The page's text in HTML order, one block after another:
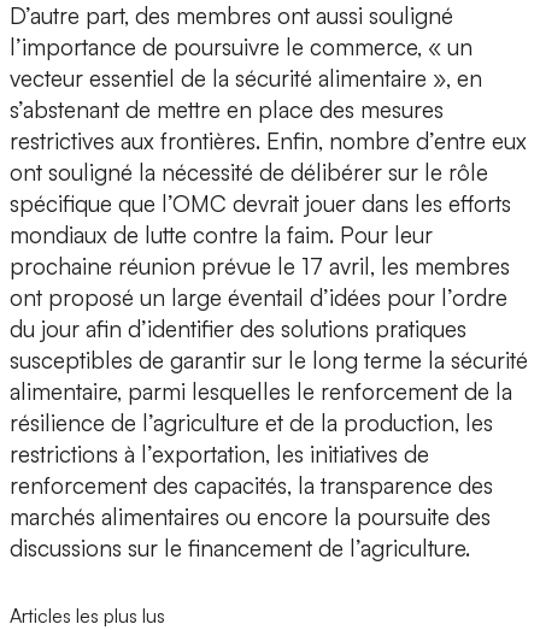
D’autre part, des membres ont aussi souligné
l’importance de poursuivre le commerce, « un
vecteur essentiel de la sécurité alimentaire », en
s’abstenant de mettre en place des mesures
restrictives aux frontières. Enfin, nombre d’entre eux
ont souligné la nécessité de délibérer sur le rôle
spécifique que l’OMC devrait jouer dans les efforts
mondiaux de lutte contre la faim. Pour leur
prochaine réunion prévue le 17 avril, les membres
ont proposé un large éventail d’idées pour l’ordre
du jour afin d’identifier des solutions pratiques
susceptibles de garantir sur le long terme la sécurité
alimentaire, parmi lesquelles le renforcement de la
résilience de l’agriculture et de la production, les
restrictions à l’exportation, les initiatives de
renforcement des capacités, la transparence des
marchés alimentaires ou encore la poursuite des
discussions sur le financement de l’agriculture.
Articles les plus lus